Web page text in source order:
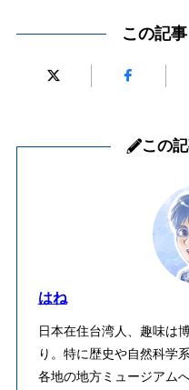
この記
この
はね
日本在住台湾人、趣味は
り。特に歴史や自然科学
各地の地方ミュージアム